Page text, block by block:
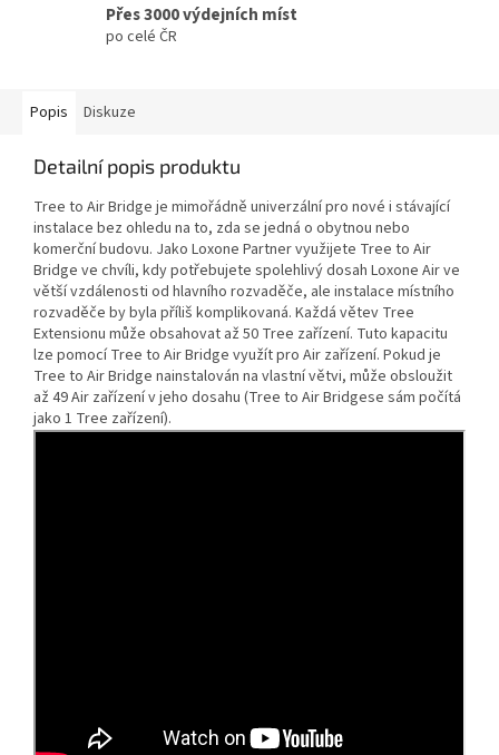
Přes 3000 výdejních míst
po celé ČR
Popis Diskuze
Detailní popis produktu
Tree to Air Bridge je mimořádně univerzální pro nové i stávající
instalace bez ohledu na to, zda se jedná o obytnou nebo
komerční budovu. Jako Loxone Partner využijete Tree to Air
Bridge ve chvíli, kdy potřebujete spolehlivý dosah Loxone Air ve
větší vzdálenosti od hlavního rozvaděče, ale instalace místního
rozvaděče by byla příliš komplikovaná. Každá větev Tree
Extensionu může obsahovat až 50 Tree zařízení. Tuto kapacitu
lze pomocí Tree to Air Bridge využít pro Air zařízení. Pokud je
Tree to Air Bridge nainstalován na vlastní větvi, může obsloužit
až 49 Air zařízení v jeho dosahu (Tree to Air Bridgese sám počítá
jako 1 Tree zařízení).